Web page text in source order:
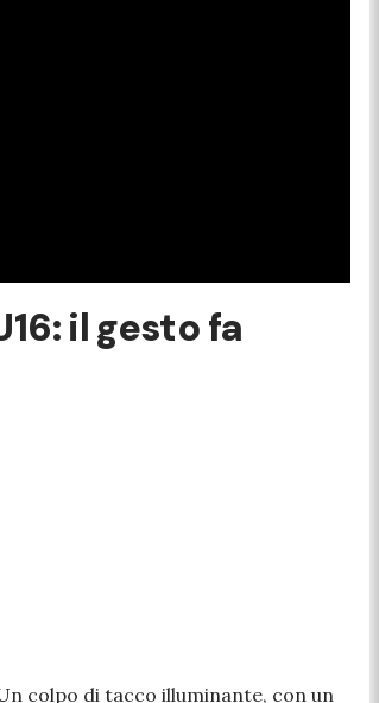
il gesto fa
colpo di tacco illuminante, con un